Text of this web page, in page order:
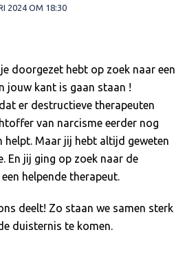
2024 OM 18:30
doorgezet hebt op zoek naar een
jouw kant is gaan staan !
er destructieve therapeuten
van narcisme eerder nog
helpt. Maar jij hebt altijd geweten
En jij ging op zoek naar de
helpende therapeut.
deelt! Zo staan we samen sterk
duisternis te komen.